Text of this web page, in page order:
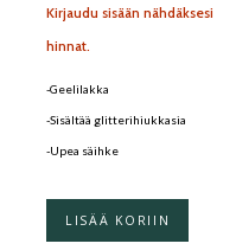
Kirjaudu sisään nähdäksesi
hinnat.
-Geelilakka
-Sisältää glitterihiukkasia
-Upea säihke
LISÄÄ KORIIN